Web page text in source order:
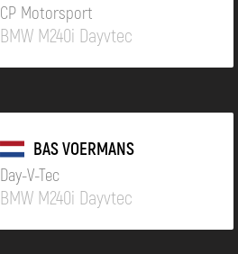
CP Motorsport
BMW M240i Dayvtec
BAS VOERMANS
Day-V-Tec
BMW M240i Dayvtec